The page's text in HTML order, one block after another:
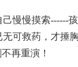
慢慢摸索------
可救药，才捶
再重演！